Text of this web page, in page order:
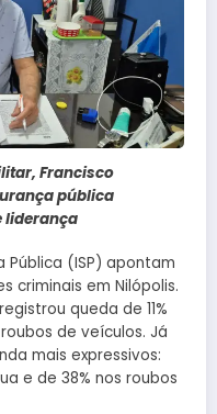
Francisco
pública
liderança
(ISP) apontam
criminais em Nilópolis.
queda de 11%
de veículos. Já
mais expressivos:
e de 38% nos roubos